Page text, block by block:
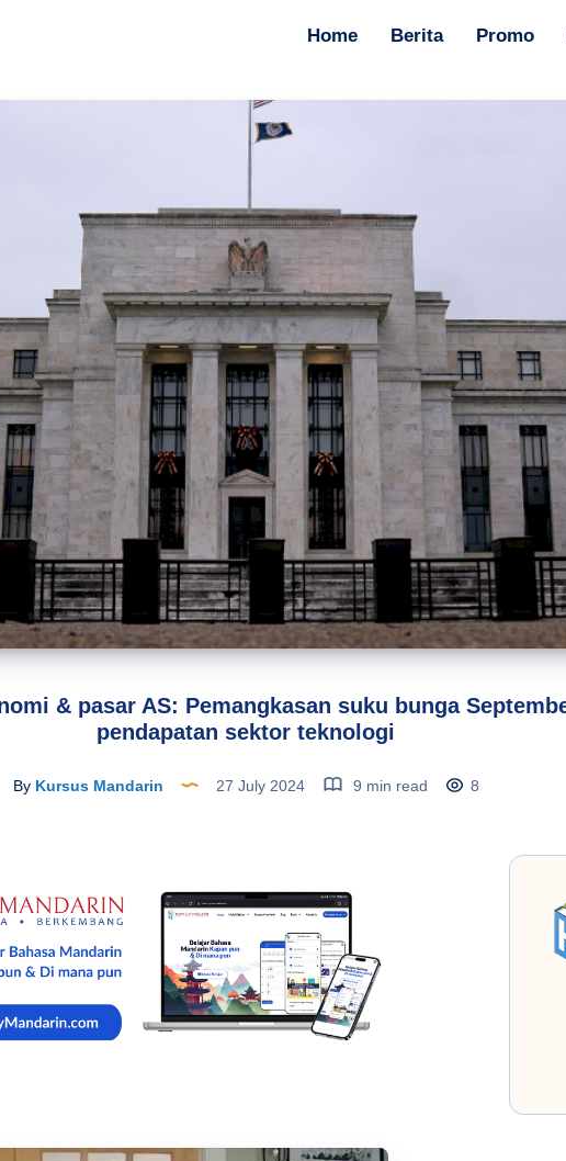
Home Berita Promo
& pasar AS: Pemangkasan suku bunga
pendapatan sektor teknologi
ByKursus Mandarin 27 July 2024 9 min read 8